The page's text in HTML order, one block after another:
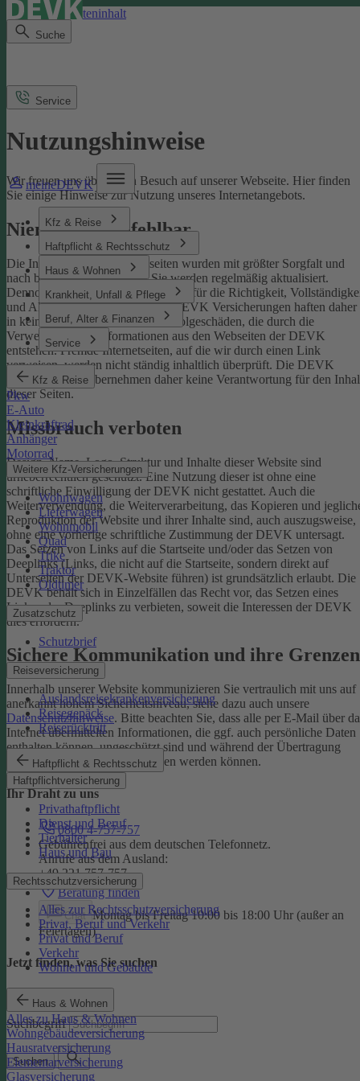
Direkt zum Seiteninhalt
Suche
meineDEVK
Kfz & Reise
Haftpflicht & Rechtsschutz
Haus & Wohnen
Krankheit, Unfall & Pflege
Beruf, Alter & Finanzen
Service
Kfz & Reise
Pkw
E-Auto
Kleinkraftrad
Anhänger
Motorrad
Weitere Kfz-Versicherungen
Wohnwagen
Lieferwagen
Wohnmobil
Quad
Trike
Traktor
Oldtimer
Zusatzschutz
Schutzbrief
Reiseversicherung
Auslandsreisekrankenversicherung
Reisegepäck
Reiserücktritt
Haftpflicht & Rechtsschutz
Haftpflichtversicherung
Privathaftpflicht
Dienst und Beruf
Tierhalter
Haus und Bau
Rechtsschutzversicherung
Alles zur Rechtsschutzversicherung
Privat, Beruf und Verkehr
Privat und Beruf
Verkehr
Wohnen und Gebäude
Haus & Wohnen
Alles zu Haus & Wohnen
Wohngebäudeversicherung
Hausratversicherung
Elementarversicherung
Glasversicherung
Service
Nutzungshinweise
Wir freuen uns über Ihren Besuch auf unserer Webseite. Hier finden
Sie einige Hinweise zur Nutzung unseres Internetangebots.
Niemand ist unfehlbar
Die Inhalte der DEVK-Webseiten wurden mit größter Sorgfalt und
nach bestem Wissen erstellt. Sie werden regelmäßig aktualisiert.
Dennoch können wir keine Gewähr für die Richtigkeit,
und Aktualität übernehmen. Die DEVK Versicherungen haften daher
in keinem Fall für Schäden oder Folgeschäden, die durch die
Verwendung von Informationen aus den Webseiten der DEVK
entstehen. Fremde Internetseiten, auf die wir durch einen Link
verweisen, werden nicht ständig inhaltlich überprüft. Die DEVK
Versicherungen übernehmen daher keine Verantwortung für den
dieser Seiten.
Missbrauch verboten
Design, Name, Logo, Struktur und Inhalte dieser Website sind
urheberrechtlich geschützt. Eine Nutzung dieser ist ohne eine
schriftliche Einwilligung der DEVK nicht gestattet. Auch die
Weiterverwendung, die Weiterverarbeitung, das Kopieren und
Reproduktion der Website und ihrer Inhalte sind, auch auszugsweise,
ohne eine vorherige schriftliche Zustimmung der DEVK untersagt.
Das Setzen von Links auf die Startseite und/oder das Setzen von
Deeplinks (Links, die nicht auf die Startseite, sondern direkt auf
Unterseiten der DEVK-Website führen) ist grundsätzlich erlaubt. Die
DEVK behält sich in Einzelfällen das Recht vor, das Setzen eines
Links oder Deeplinks zu verbieten, soweit die Interessen der DEVK
dies erfordern.
Sichere Kommunikation und ihre Grenzen
Innerhalb unserer Website kommunizieren Sie vertraulich mit uns auf
anerkannt hohem Sicherheitsniveau, siehe dazu auch unsere
Datenschutzhinweise. Bitte beachten Sie, dass alle per E-Mail über
Internet übermittelten Informationen, die ggf. auch persönliche Daten
enthalten können, ungeschützt sind und während der Übertragung
potenziell von Dritten eingesehen werden können.
Ihr Draht zu uns
0800 4-757-757
Gebührenfrei aus dem deutschen Telefonnetz.
Anrufe aus dem Ausland:
+49 221 757-757
Beratung finden
Chat Montag bis Freitag 10:00 bis 18:00 Uhr (außer an
Feiertagen)
Jetzt finden, was Sie suchen
Suchbegriff
Suchen